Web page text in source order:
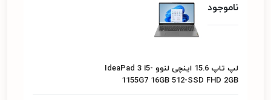
ناموجود
لپ تاپ 15.6 اینچی لنوو IdeaPad 3 i5-
1155G7 16GB 512-SSD FHD 2GB
Integrated